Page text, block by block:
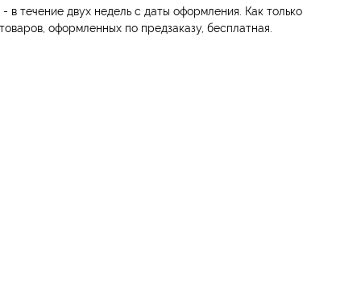
течение двух недель с даты оформления. Как только
оформленных по предзаказу, бесплатная.